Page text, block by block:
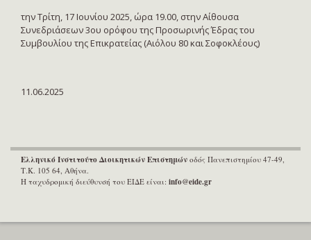
την Τρίτη, 17 Ιουνίου 2025, ώρα 19.00, στην Αίθουσα
Συνεδριάσεων 3ου ορόφου της Προσωρινής Έδρας του
Συμβουλίου της Επικρατείας (Αιόλου 80 και Σοφοκλέους)
11.06.2025
Ελληνικό Ινστιτούτο Διοικητικών Επιστημών οδός Πανεπιστημίου 47-49,
Τ.Κ. 105 64, Αθήνα.
Η ταχυδρομική διεύθυνσή του ΕΙΔΕ είναι: info@eide.gr